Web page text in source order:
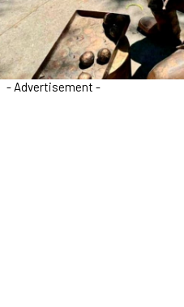
- Advertisement -